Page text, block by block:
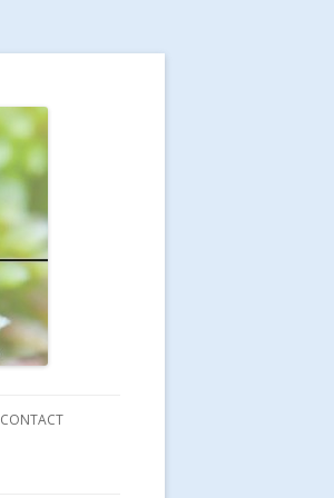
CONTACT